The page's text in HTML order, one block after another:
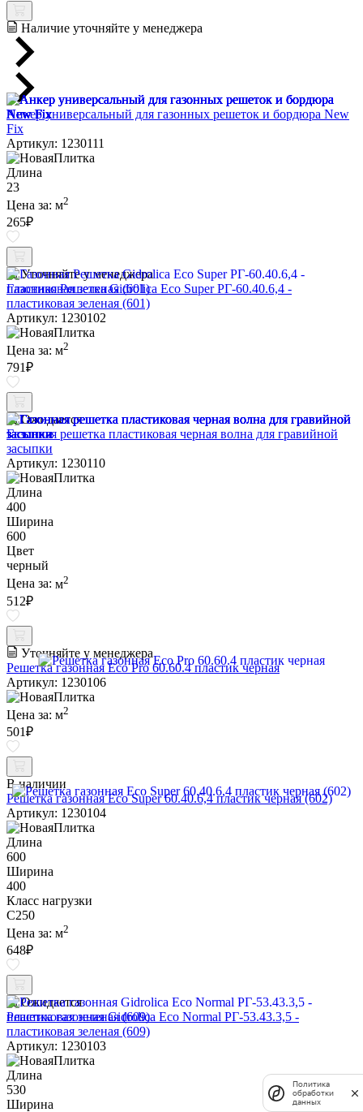
Наличие уточняйте у менеджера
Анкер универсальный для газонных решеток и бордюра New
Fix
Артикул: 1230111
Длина
23
Цена за: м2
265₽
Уточняйте у менеджера
Газонная Решетка Gidrolica Eco Super РГ-60.40.6,4 -
пластиковая зеленая (601)
Артикул: 1230102
Цена за: м2
791₽
Ожидается
Газонная решетка пластиковая черная волна для гравийной
засыпки
Артикул: 1230110
Длина
400
Ширина
600
Цвет
черный
Цена за: м2
512₽
Уточняйте у менеджера
Решетка газонная Eco Pro 60.60.4 пластик черная
Артикул: 1230106
Цена за: м2
501₽
В наличии
Решетка газонная Eco Super 60.40.6,4 пластик черная (602)
Артикул: 1230104
Длина
600
Ширина
400
Класс нагрузки
C250
Цена за: м2
648₽
Ожидается
Решетка газонная Gidrolica Eco Normal РГ-53.43.3,5 -
пластиковая зеленая (609)
Артикул: 1230103
Длина
530
Ширина
Политика
обработки
данных